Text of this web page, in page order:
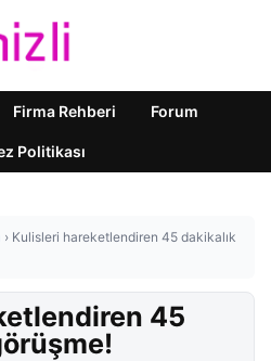
Firma Rehberi Forum
Politikası
› Kulisleri hareketlendiren 45 dakikalık
45